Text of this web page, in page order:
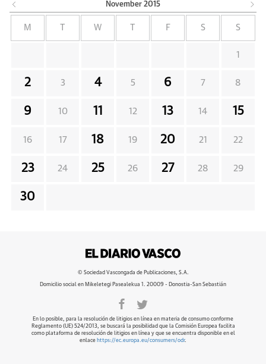
November 2015
M W F S S
1
2 3 4 5 6 7 8
9 10 11 12 13 14 15
16 17 18 19 20 21 22
23 24 25 26 27 28 29
30
© Sociedad Vascongada de Publicaciones, S.A.
Domicilio social en Mikeletegi Pasealekua 1. 20009 - Donostia-San Sebastián
En lo posible, para la resolución de litigios en línea en materia de consumo conforme
Reglamento (UE) 524/2013, se buscará la posibilidad que la Comisión Europea facilita
como plataforma de resolución de litigios en línea y que se encuentra disponible en el
enlace https://ec.europa.eu/consumers/odr.